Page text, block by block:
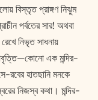
বিস্তৃত প্রাঙ্গণ নিঝুম
পর্বতের সার! অথবা
নিভৃত সাধনায়
এক মন্দির-
রবের হাতছানি মনকে
নিজস্ব কথা। মন্দির-